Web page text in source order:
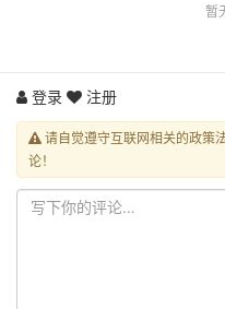
暂
登录 注册
请自觉遵守互联网相关的政策
论！